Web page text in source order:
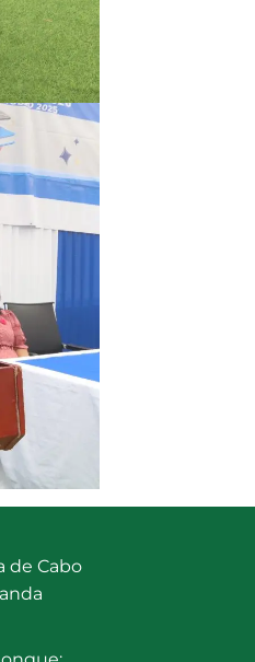
de Cabo